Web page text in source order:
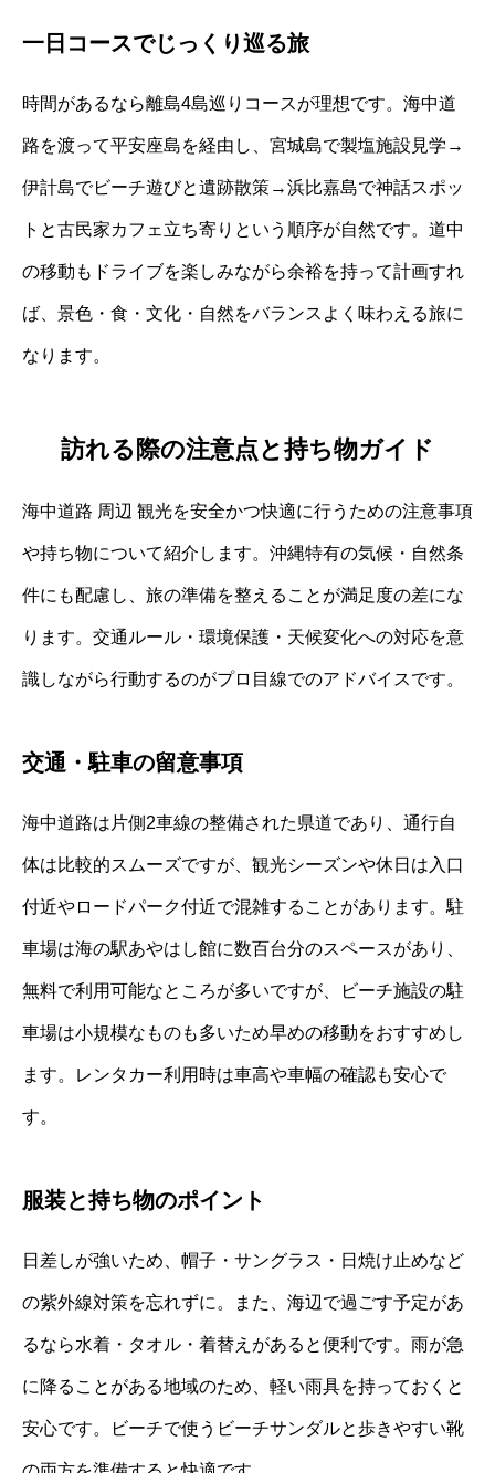
一日コースでじっくり巡る旅
時間があるなら離島4島巡りコースが理想です。海中道
路を渡って平安座島を経由し、宮城島で製塩施設見学→
伊計島でビーチ遊びと遺跡散策→浜比嘉島で神話スポッ
トと古民家カフェ立ち寄りという順序が自然です。道中
の移動もドライブを楽しみながら余裕を持って計画すれ
ば、景色・食・文化・自然をバランスよく味わえる旅に
なります。
訪れる際の注意点と持ち物ガイド
海中道路 周辺 観光を安全かつ快適に行うための注意事項
や持ち物について紹介します。沖縄特有の気候・自然条
件にも配慮し、旅の準備を整えることが満足度の差にな
ります。交通ルール・環境保護・天候変化への対応を意
識しながら行動するのがプロ目線でのアドバイスです。
交通・駐車の留意事項
海中道路は片側2車線の整備された県道であり、通行自
体は比較的スムーズですが、観光シーズンや休日は入口
付近やロードパーク付近で混雑することがあります。駐
車場は海の駅あやはし館に数百台分のスペースがあり、
無料で利用可能なところが多いですが、ビーチ施設の駐
車場は小規模なものも多いため早めの移動をおすすめし
ます。レンタカー利用時は車高や車幅の確認も安心で
す。
服装と持ち物のポイント
日差しが強いため、帽子・サングラス・日焼け止めなど
の紫外線対策を忘れずに。また、海辺で過ごす予定があ
るなら水着・タオル・着替えがあると便利です。雨が急
に降ることがある地域のため、軽い雨具を持っておくと
安心です。ビーチで使うビーチサンダルと歩きやすい靴